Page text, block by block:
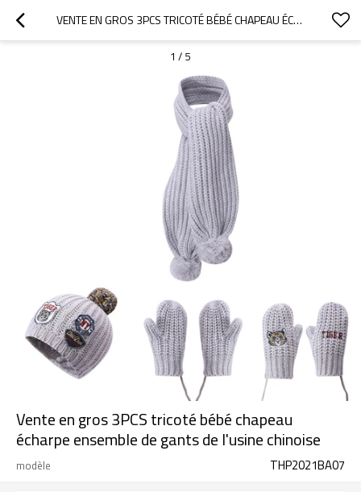
VENTE EN GROS 3PCS TRICOTÉ BÉBÉ CHAPEAU ÉCHARPE ENSEMBLE DE GANTS DE L'USINE CHINOISE
1 / 5
Vente en gros 3PCS tricoté bébé chapeau
écharpe ensemble de gants de l'usine chinoise
modèle THP2021BA07